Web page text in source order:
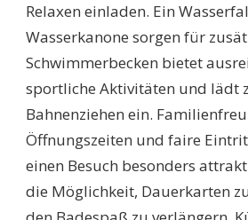
Relaxen einladen. Ein
Wasserkanone sorgen für
Schwimmerbecken bietet
sportliche Aktivitäten und lädt
Bahnenziehen ein.
Öffnungszeiten und faire
einen Besuch besonders
die Möglichkeit, Dauerkarten